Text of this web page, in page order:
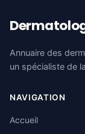
Annuaire des
un spécialiste de
NAVIGATION
Accueil